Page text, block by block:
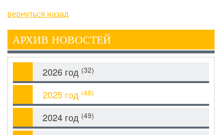
вернуться назад
АРХИВ НОВОСТЕЙ
2026 год (32)
2025 год (48)
2024 год (49)